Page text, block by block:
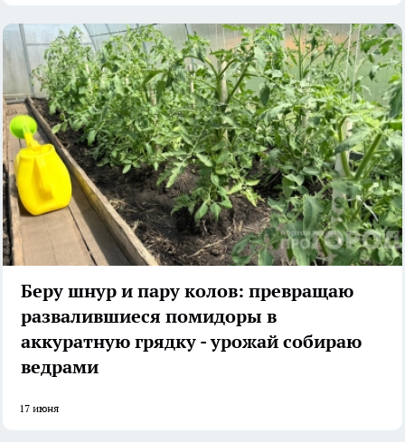
Беру шнур и пару колов: превращаю
развалившиеся помидоры в
аккуратную грядку - урожай собираю
ведрами
17 июня